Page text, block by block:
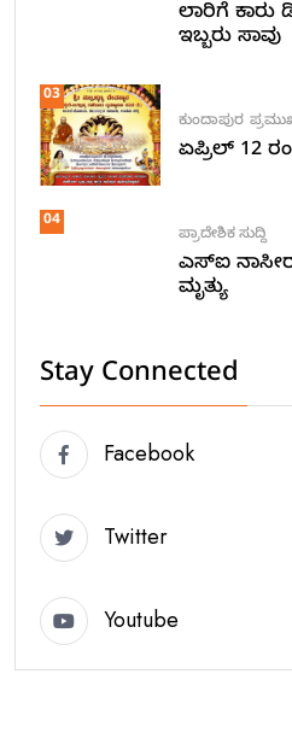
ಲಾರಿಗೆ
ಇಬ್ಬರು ಸಾವು
03
ಕುಂದಾಪುರ
ಏಪ್ರಿಲ್ 12
04
ಪ್ರಾದೇಶಿಕ ಸುದ್ದಿ
ಎಸ್ಐ
ಮೃತ್ಯು
Stay Connected
Facebook
Twitter
Youtube